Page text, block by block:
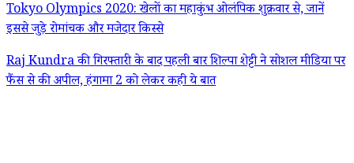
Tokyo Olympics 2020: खेलों का महाकुंभ ओलंपिक शुक्रवार से, जानें
इससे जुड़े रोमांचक और मजेदार किस्से
Raj Kundra की गिरफ्तारी के बाद पहली बार शिल्पा शेट्टी ने सोशल मीडिया पर
फैंस से की अपील, हंगामा 2 को लेकर कही ये बात